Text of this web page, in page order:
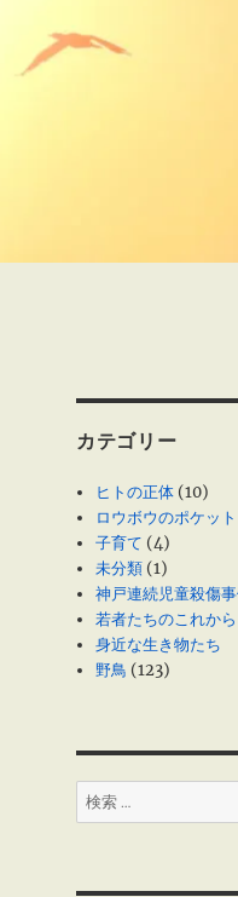
カテゴリー
ヒトの正体 (10)
ロウボウのポケット
子育て (4)
未分類 (1)
神戸連続児童殺傷
若者たちのこれから
身近な生き物たち
野鳥 (123)
検
索: